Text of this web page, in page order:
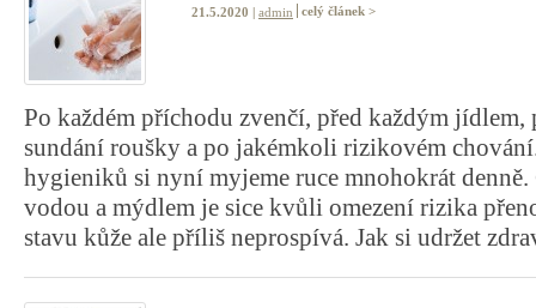
21.5.2020 | admin celý článek >
Po každém příchodu zvenčí, před každým jídlem,
sundání roušky a po jakémkoli rizikovém
hygieniků si nyní myjeme ruce mnohokrát denně.
vodou a mýdlem je sice kvůli omezení rizika
stavu kůže ale příliš neprospívá. Jak si udržet